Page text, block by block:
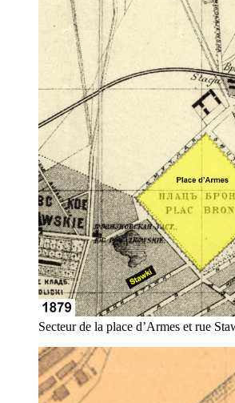
Secteur de la place d’Armes et rue